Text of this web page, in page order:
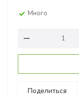
Много
Поделиться